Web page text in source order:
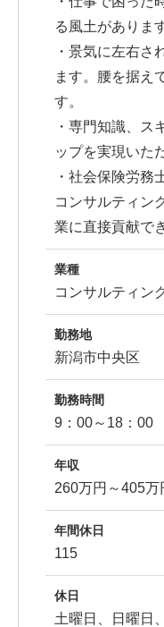
る風土がありま
・景気に左右さ
ます。腰を据え
す。
・専門知識、ス
ップを実現いた
・社会保険労務
コンサルティン
業に直接貢献で
業種
コンサルティン
勤務地
新潟市中央区
勤務時間
9：00～18：00
年収
260万円～405万
年間休日
115
休日
土曜日、日曜日